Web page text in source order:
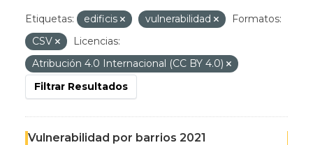
Etiquetas: edificis vulnerabilidad
Formatos:
CSV
Licencias:
Atribución 4.0 Internacional (CC BY 4.0)
Filtrar Resultados
Vulnerabilidad por barrios 2021